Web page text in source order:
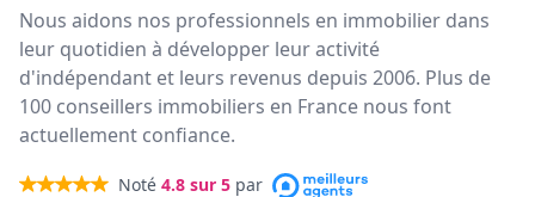
Nous aidons nos professionnels en immobilier dans
leur quotidien à développer leur activité
d'indépendant et leurs revenus depuis 2006. Plus de
100 conseillers immobiliers en France nous font
actuellement confiance.
Noté 4.8 sur 5 par